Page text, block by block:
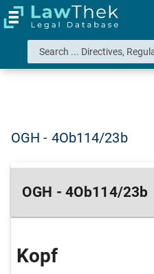
OGH - 4Ob114/23b
OGH - 4Ob114/23b
Kopf